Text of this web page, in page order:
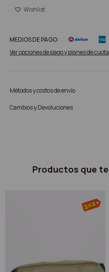
MEDIOS DE PAGO:
Ver opciones de pago y planes de
Métodos y costos de envío
Cambios y Devoluciones
Productos que